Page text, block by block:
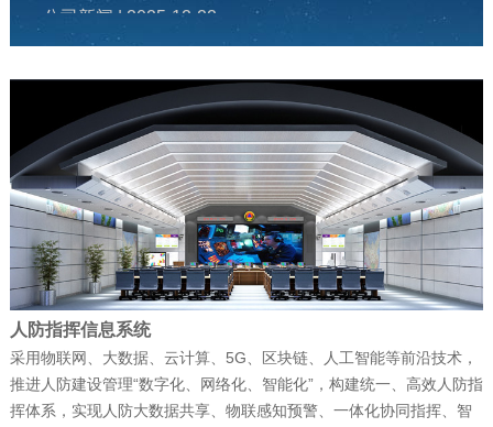
富晋天维公司承建某地智慧国防动员（人
公司新闻| 2025-12-19
富晋天维公司介绍
公司新闻| 2025-12-15
捷报！富晋天维海军某部军舰演训信息化
平台顺利通过验收
人防指挥信息系统
采用物联网、大数据、云计算、5G、区块链、人工智能等前沿技术，
推进人防建设管理“数字化、网络化、智能化”，构建统一、高效人防指
挥体系，实现人防大数据共享、物联感知预警、一体化协同指挥、智